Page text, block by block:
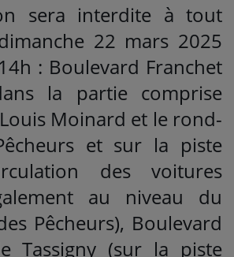
sera interdite à tout
22 mars 2025
: Boulevard Franchet
la partie comprise
Moinard et le rond-
et sur la piste
des voitures
au niveau du
Pêcheurs), Boulevard
Tassigny (sur la piste